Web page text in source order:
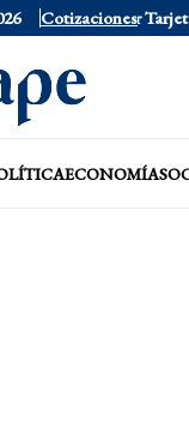
Cotizaciones
Dólar Tarjeta
ECONOMÍA